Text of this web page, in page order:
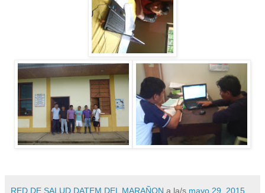
RED DE SALUD DATEM DEL MARAÑON a la/s mayo 29, 2015